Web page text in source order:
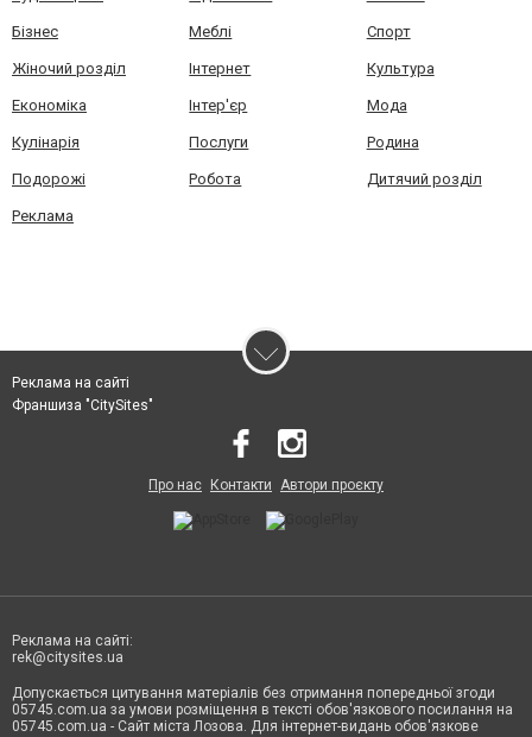
Бізнес Меблі Спорт
Жіночий розділ Інтернет Культура
Економіка Інтер'єр Мода
Кулінарія Послуги Родина
Подорожі Робота Дитячий розділ
Реклама
Реклама на сайті
Франшиза "CitySites"
Про нас Контакти Автори проєкту
Реклама на сайті:
rek@citysites.ua
Допускається цитування матеріалів без отримання попередньої згоди
05745.com.ua за умови розміщення в тексті обов'язкового посилання на
05745.com.ua - Сайт міста Лозова. Для інтернет-видань обов'язкове